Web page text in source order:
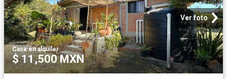
Ver foto
Casa·en alquiler
$ 11,500 MXN